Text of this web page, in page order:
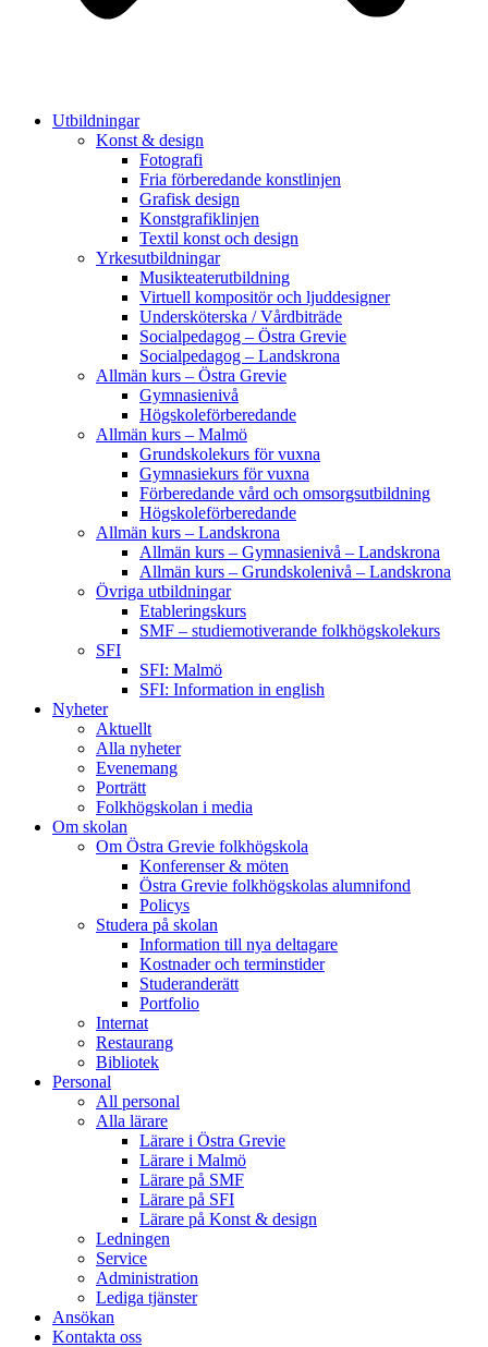
Utbildningar
Konst & design
Fotografi
Fria förberedande konstlinjen
Grafisk design
Konstgrafiklinjen
Textil konst och design
Yrkesutbildningar
Musikteaterutbildning
Virtuell kompositör och ljuddesigner
Undersköterska / Vårdbiträde
Socialpedagog – Östra Grevie
Socialpedagog – Landskrona
Allmän kurs – Östra Grevie
Gymnasienivå
Högskoleförberedande
Allmän kurs – Malmö
Grundskolekurs för vuxna
Gymnasiekurs för vuxna
Förberedande vård och omsorgsutbildning
Högskoleförberedande
Allmän kurs – Landskrona
Allmän kurs – Gymnasienivå – Landskrona
Allmän kurs – Grundskolenivå – Landskrona
Övriga utbildningar
Etableringskurs
SMF – studiemotiverande folkhögskolekurs
SFI
SFI: Malmö
SFI: Information in english
Nyheter
Aktuellt
Alla nyheter
Evenemang
Porträtt
Folkhögskolan i media
Om skolan
Om Östra Grevie folkhögskola
Konferenser & möten
Östra Grevie folkhögskolas alumnifond
Policys
Studera på skolan
Information till nya deltagare
Kostnader och terminstider
Studeranderätt
Portfolio
Internat
Restaurang
Bibliotek
Personal
All personal
Alla lärare
Lärare i Östra Grevie
Lärare i Malmö
Lärare på SMF
Lärare på SFI
Lärare på Konst & design
Ledningen
Service
Administration
Lediga tjänster
Ansökan
Kontakta oss